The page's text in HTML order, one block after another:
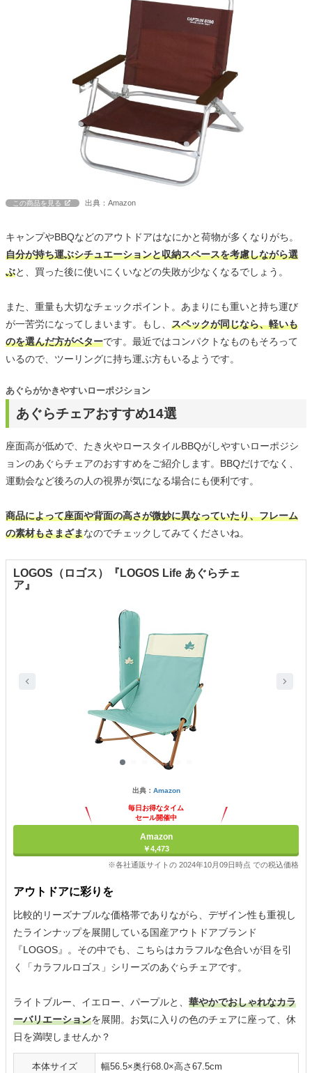
この商品を見る 出典：Amazon
キャンプやBBQなどのアウトドアはなにかと荷物が多くなりがち。
自分が持ち運ぶシチュエーションと収納スペースを考慮しながら選
ぶと、買った後に使いにくいなどの失敗が少なくなるでしょう。
また、重量も大切なチェックポイント。あまりにも重いと持ち運び
が一苦労になってしまいます。もし、 スペックが同じなら、軽いも
のを選んだ方がベターです。最近ではコンパクトなものもそろって
いるので、ツーリングに持ち運ぶ方もいるようです。
あぐらチェアおすすめ14選
あぐらがかきやすいローポジション
座面高が低めで、たき火やロースタイルBBQがしやすいローポジシ
ョンのあぐらチェアのおすすめをご紹介します。BBQだけでなく、
運動会など後ろの人の視界が気になる場合にも便利です。
商品によって座面や背面の高さが微妙に異なっていたり、フレーム
の素材もさまざまなのでチェックしてみてくださいね。
LOGOS（ロゴス）『LOGOS Life あぐらチェ
ア』
出典： Amazon
毎日お得なタイム
セール開催中
Amazon
￥4,473
※各社通販サイトの 2024年10月09日時点 での税込価格
アウトドアに彩りを
比較的リーズナブルな価格帯でありながら、デザイン性も重視し
たラインナップを展開している国産アウトドアブランド
『LOGOS』。その中でも、こちらはカラフルな色合いが目を引
く「カラフルロゴス」シリーズのあぐらチェアです。
ライトブルー、イエロー、パープルと、 華やかでおしゃれなカラ
ーバリエーションを展開。お気に入りの色のチェアに座って、休
日を満喫しませんか？
本体サイズ 幅56.5×奥行68.0×高さ67.5cm